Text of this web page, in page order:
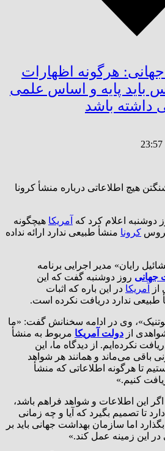
هرگونه اظهارات
باید پایه و اساس علمی
داشته باشد
هیچ اطلاعاتی درباره منشأ کرونا
دوشنبه اعلام کرد که آمریکا هیچگونه
کرونا منشأ طبیعی ندارد ارائه نداده
رایان» مدیر اجرایی برنامه
جهانی روز دوشنبه گفت که این
آمریکا در این باره که اثبات
وی در ادامه سخنانش گفت: «ما
از دولت آمریکا مربوط به منشأ
نکرده‌ایم. از دیدگاه ما، این
باقی می‌ماند و همانند هر شواهد
تا هرگونه اطلاعاتی که منشأ
کنیم.»
اگر این اطلاعات و شواهد فراهم باشد،
دارد تا تصمیم بگیرد که آیا و چه زمانی
اما سازمان بهداشت جهانی باید بر
این زمینه عمل کند.»